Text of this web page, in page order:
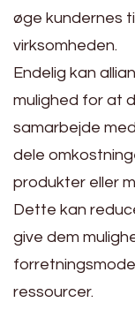
øge kundernes
virksomheden.
Endelig kan
mulighed for at
samarbejde
dele
produkter eller
Dette kan
give dem
ressourcer.